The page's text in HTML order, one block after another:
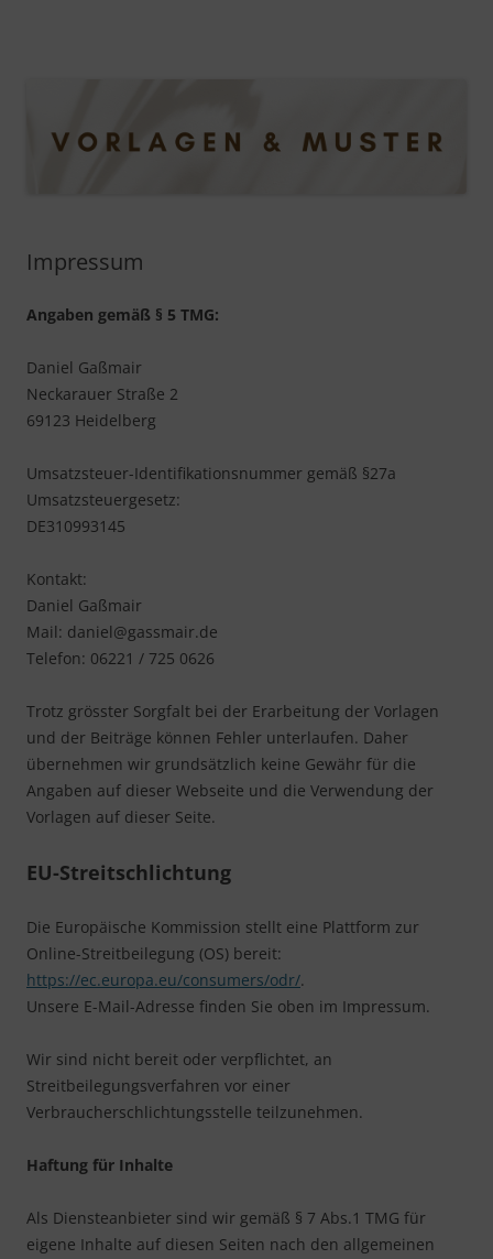
Impressum
Angaben gemäß § 5 TMG:
Daniel Gaßmair
Neckarauer Straße 2
69123 Heidelberg
Umsatzsteuer-Identifikationsnummer gemäß §27a
Umsatzsteuergesetz:
DE310993145
Kontakt:
Daniel Gaßmair
Mail: daniel@gassmair.de
Telefon: 06221 / 725 0626
Trotz grösster Sorgfalt bei der Erarbeitung der Vorlagen
und der Beiträge können Fehler unterlaufen. Daher
übernehmen wir grundsätzlich keine Gewähr für die
Angaben auf dieser Webseite und die Verwendung der
Vorlagen auf dieser Seite.
EU-Streitschlichtung
Die Europäische Kommission stellt eine Plattform zur
Online-Streitbeilegung (OS) bereit:
https://ec.europa.eu/consumers/odr/.
Unsere E-Mail-Adresse finden Sie oben im Impressum.
Wir sind nicht bereit oder verpflichtet, an
Streitbeilegungsverfahren vor einer
Verbraucherschlichtungsstelle teilzunehmen.
Haftung für Inhalte
Als Diensteanbieter sind wir gemäß § 7 Abs.1 TMG für
eigene Inhalte auf diesen Seiten nach den allgemeinen